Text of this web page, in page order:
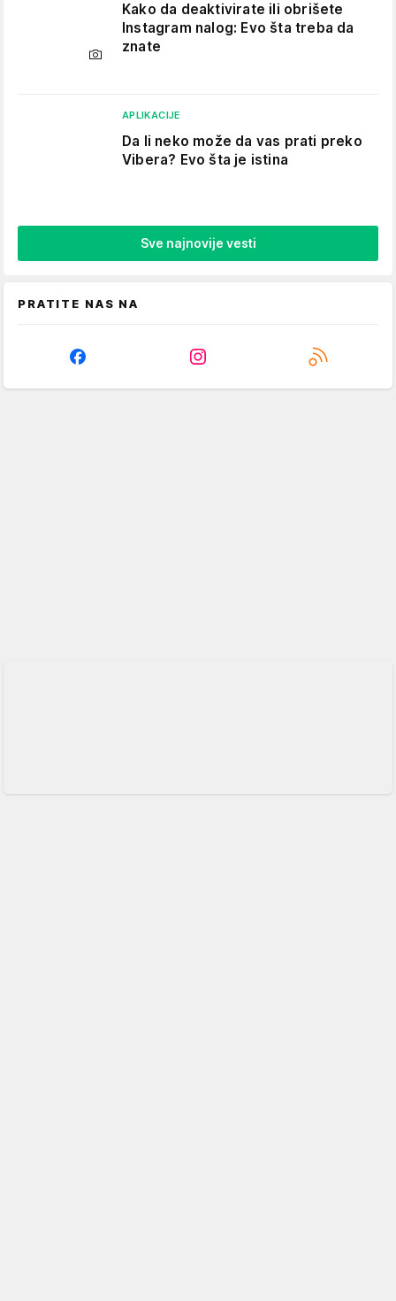
Kako da deaktivirate ili obrišete
Instagram nalog: Evo šta treba da
znate
APLIKACIJE
Da li neko može da vas prati preko
Vibera? Evo šta je istina
Sve najnovije vesti
PRATITE NAS NA